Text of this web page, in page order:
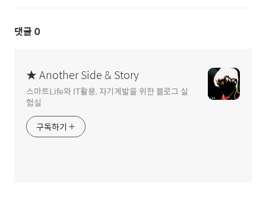
댓글 0
★ Another Side & Story
스마트Life와 IT활용, 자기계발을 위한 블로그 실
험실
구독하기